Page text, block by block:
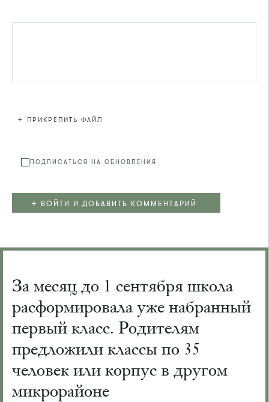
+ ПРИКРЕПИТЬ ФАЙЛ
ПОДПИСАТЬСЯ НА ОБНОВЛЕНИЯ
+ ВОЙТИ И ДОБАВИТЬ КОММЕНТАРИЙ
За месяц до 1 сентября школа
расформировала уже набранный
первый класс. Родителям
предложили классы по 35
человек или корпус в другом
микрорайоне